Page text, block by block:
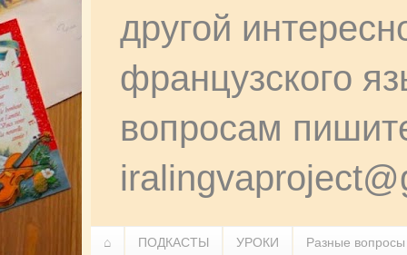
другой
французского
вопросам
⌂ ПОДКАСТЫ УРОКИ Разные вопросы